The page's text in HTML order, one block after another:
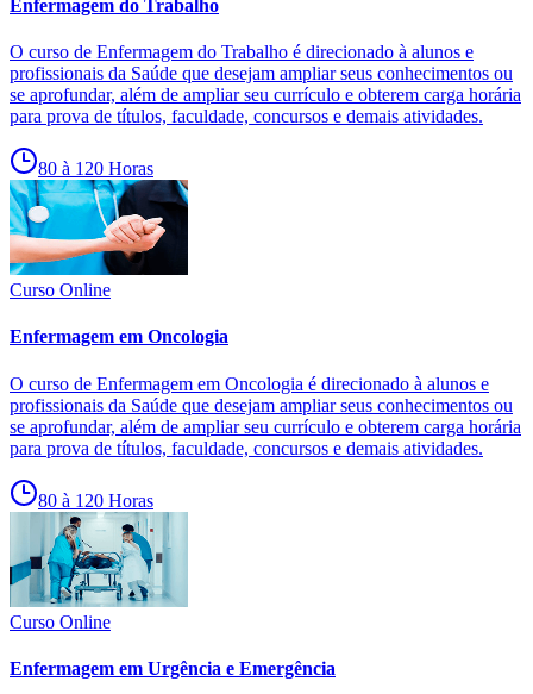
Enfermagem do Trabalho
O curso de Enfermagem do Trabalho é direcionado à alunos e
profissionais da Saúde que desejam ampliar seus conhecimentos ou
se aprofundar, além de ampliar seu currículo e obterem carga horária
para prova de títulos, faculdade, concursos e demais atividades.
80 à 120 Horas
Curso Online
Enfermagem em Oncologia
O curso de Enfermagem em Oncologia é direcionado à alunos e
profissionais da Saúde que desejam ampliar seus conhecimentos ou
se aprofundar, além de ampliar seu currículo e obterem carga horária
para prova de títulos, faculdade, concursos e demais atividades.
80 à 120 Horas
Curso Online
Enfermagem em Urgência e Emergência